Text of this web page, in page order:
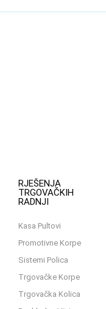
RJEŠENJA
TRGOVAČKIH
RADNJI
Kasa Pultovi
Promotivne Korpe
Sistemi Polica
Trgovačke Korpe
Trgovačka Kolica